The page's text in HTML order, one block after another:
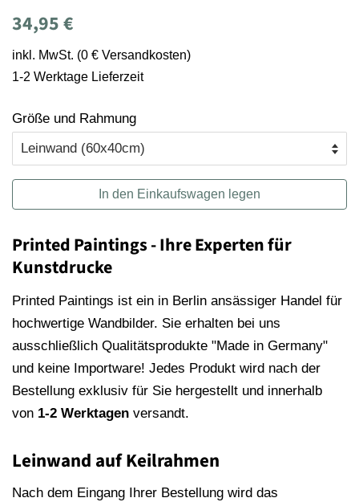
Normaler
34,95 €
inkl. MwSt. (0 € Versandkosten)
1-2 Werktage Lieferzeit
Größe und Rahmung
In den Einkaufswagen legen
Printed Paintings - Ihre Experten für
Kunstdrucke
Printed Paintings ist ein in Berlin ansässiger Handel für
hochwertige Wandbilder. Sie erhalten bei uns
ausschließlich Qualitätsprodukte "Made in Germany"
und keine Importware! Jedes Produkt wird nach der
Bestellung exklusiv für Sie hergestellt und innerhalb
von 1-2 Werktagen versandt.
Leinwand auf Keilrahmen
Nach dem Eingang Ihrer Bestellung wird das